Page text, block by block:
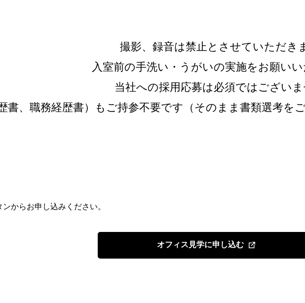
撮影、録音は禁止とさせていただき
入室前の手洗い・うがいの実施をお願い
当社への採用応募は必須ではござい
書、職務経歴書）もご持参不要です（そのまま書類選考を
からお申し込みください。
オフィス見学に申し込む